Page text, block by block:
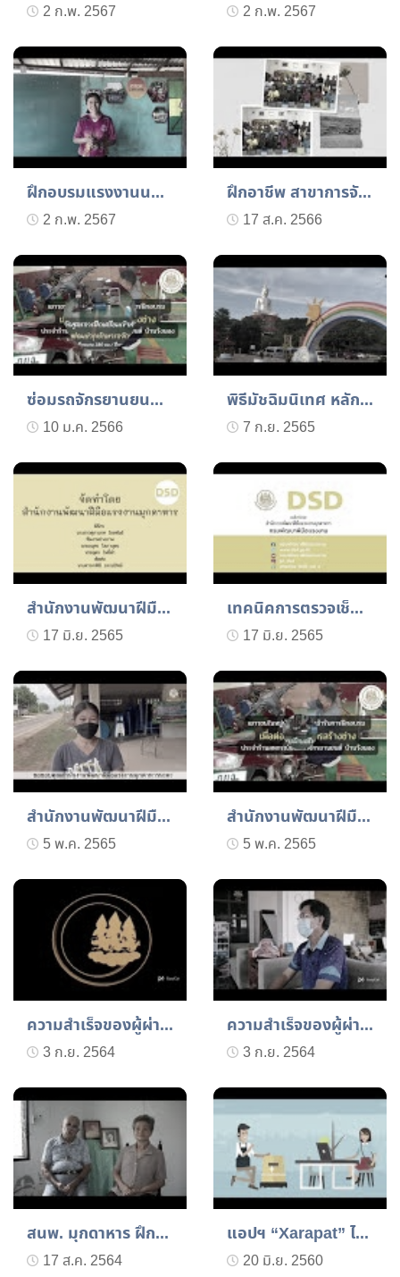
2 ก.พ. 2567 2 ก.พ. 2567
ฝึกอบรมแรงงานนอกระบบ รุ่...
2 ก.พ. 2567
ฝึกอาชีพ สาขาการจักสานผล...
17 ส.ค. 2566
ซ่อมรถจักรยานยนต์เอง กรม...
10 ม.ค. 2566
พิธีมัชฉิมนิเทศ หลักสูตร...
7 ก.ย. 2565
สำนักงานพัฒนาฝีมือแรงงา...
17 มิ.ย. 2565
เทคนิคการตรวจเช็ครถยนต์เ...
17 มิ.ย. 2565
สำนักงานพัฒนาฝีมือแรงงาน...
5 พ.ค. 2565
สำนักงานพัฒนาฝีมือแรงงาน...
5 พ.ค. 2565
ความสำเร็จของผู้ผ่านการป...
3 ก.ย. 2564
ความสำเร็จของผู้ผ่านการท...
3 ก.ย. 2564
สนพ. มุกดาหาร ฝึกอาชีพผู...
17 ส.ค. 2564
แอปฯ “Xarapat” ได้ช่างฝี...
20 มิ.ย. 2560